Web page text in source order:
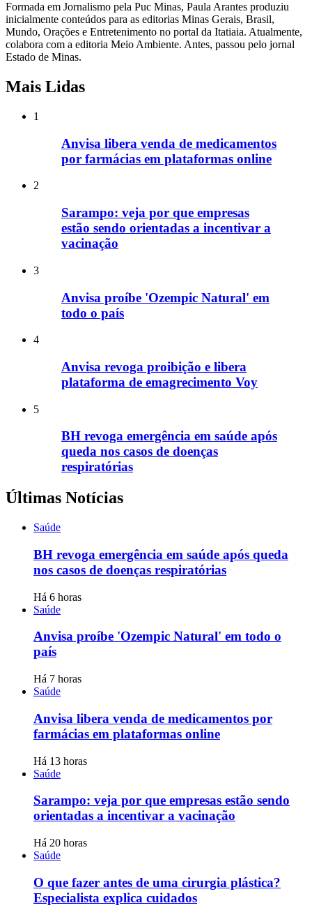
Formada em Jornalismo pela Puc Minas, Paula Arantes produziu
inicialmente conteúdos para as editorias Minas Gerais, Brasil,
Mundo, Orações e Entretenimento no portal da Itatiaia. Atualmente,
colabora com a editoria Meio Ambiente. Antes, passou pelo jornal
Estado de Minas.
Mais Lidas
1
Anvisa libera venda de medicamentos
por farmácias em plataformas online
2
Sarampo: veja por que empresas
estão sendo orientadas a incentivar a
vacinação
3
Anvisa proíbe 'Ozempic Natural' em
todo o país
4
Anvisa revoga proibição e libera
plataforma de emagrecimento Voy
5
BH revoga emergência em saúde após
queda nos casos de doenças
respiratórias
Últimas Notícias
Saúde
BH revoga emergência em saúde após queda
nos casos de doenças respiratórias
Há 6 horas
Saúde
Anvisa proíbe 'Ozempic Natural' em todo o
país
Há 7 horas
Saúde
Anvisa libera venda de medicamentos por
farmácias em plataformas online
Há 13 horas
Saúde
Sarampo: veja por que empresas estão sendo
orientadas a incentivar a vacinação
Há 20 horas
Saúde
O que fazer antes de uma cirurgia plástica?
Especialista explica cuidados